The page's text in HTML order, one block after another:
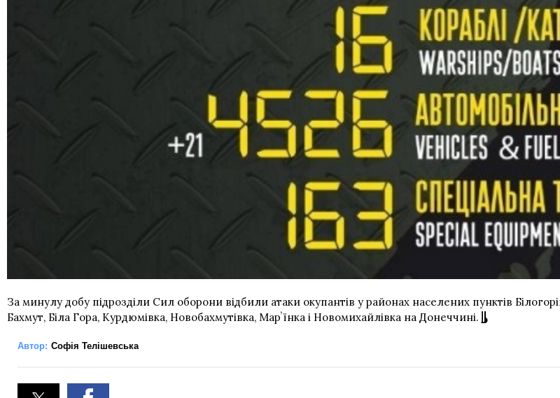
За минулу добу підрозділи Сил оборони відбили атаки окупантів у районах населених пунктів
Бахмут, Біла Гора, Курдюмівка, Новобахмутівка, Марʼїнка і Новомихайлівка на Донеччині.
Автор: Софія Телішевська